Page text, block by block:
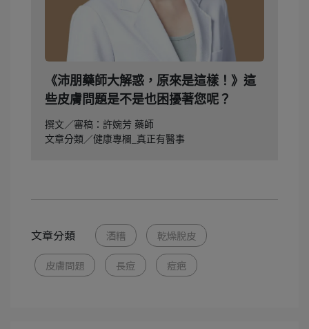
《沛朋藥師大解惑，原來是這樣！》這
些皮膚問題是不是也困擾著您呢？
撰文／審稿：許婉芳 藥師
文章分類／健康專欄_真正有醫事
文章分類 酒糟 乾燥脫皮
皮膚問題 長痘 痘疤